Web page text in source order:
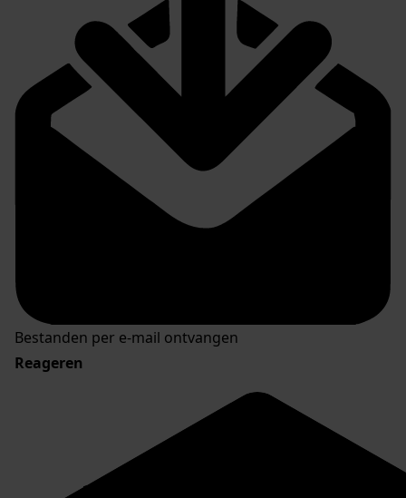
Bestanden per e-mail ontvangen
Reageren